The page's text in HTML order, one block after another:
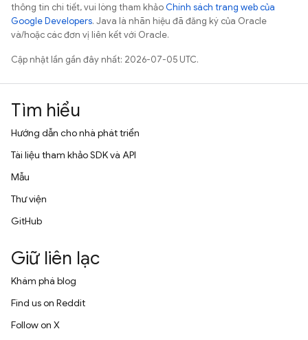
thông tin chi tiết, vui lòng tham khảoChính sách trang web của
Google Developers. Java là nhãn hiệu đã đăng ký của Oracle
và/hoặc các đơn vị liên kết với Oracle.
Cập nhật lần gần đây nhất: 2026-07-05 UTC.
Tìm hiểu
Hướng dẫn cho nhà phát triển
Tài liệu tham khảo SDK và API
Mẫu
Thư viện
GitHub
Giữ liên lạc
Khám phá blog
Find us on Reddit
Follow on X